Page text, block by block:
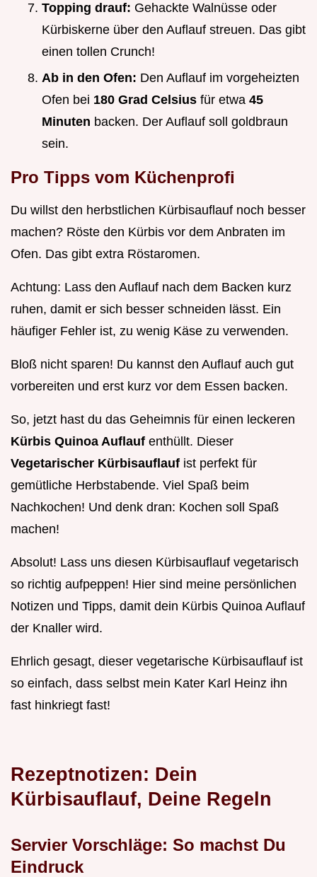
Topping drauf: Gehackte Walnüsse oder
Kürbiskerne über den Auflauf streuen. Das gibt
einen tollen Crunch!
Ab in den Ofen: Den Auflauf im vorgeheizten
Ofen bei 180 Grad Celsius für etwa 45
Minuten backen. Der Auflauf soll goldbraun
sein.
Pro Tipps vom Küchenprofi
Du willst den herbstlichen Kürbisauflauf noch besser
machen? Röste den Kürbis vor dem Anbraten im
Ofen. Das gibt extra Röstaromen.
Achtung: Lass den Auflauf nach dem Backen kurz
ruhen, damit er sich besser schneiden lässt. Ein
häufiger Fehler ist, zu wenig Käse zu verwenden.
Bloß nicht sparen! Du kannst den Auflauf auch gut
vorbereiten und erst kurz vor dem Essen backen.
So, jetzt hast du das Geheimnis für einen leckeren
Kürbis Quinoa Auflauf enthüllt. Dieser
Vegetarischer Kürbisauflauf ist perfekt für
gemütliche Herbstabende. Viel Spaß beim
Nachkochen! Und denk dran: Kochen soll Spaß
machen!
Absolut! Lass uns diesen Kürbisauflauf vegetarisch
so richtig aufpeppen! Hier sind meine persönlichen
Notizen und Tipps, damit dein Kürbis Quinoa Auflauf
der Knaller wird.
Ehrlich gesagt, dieser vegetarische Kürbisauflauf ist
so einfach, dass selbst mein Kater Karl Heinz ihn
fast hinkriegt fast!
Rezeptnotizen: Dein
Kürbisauflauf, Deine Regeln
Servier Vorschläge: So machst Du
Eindruck